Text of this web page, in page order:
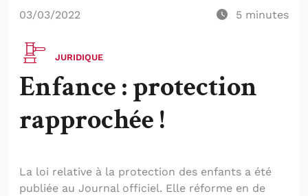
03/03/2022 5 minutes
JURIDIQUE
Enfance : protection
rapprochée !
La loi relative à la protection des enfants a été
publiée au Journal officiel. Elle réforme en de